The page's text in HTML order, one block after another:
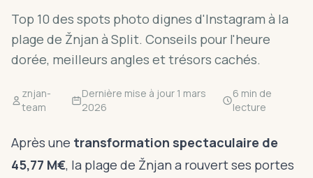
Top 10 des spots photo dignes d'Instagram à la
plage de Žnjan à Split. Conseils pour l'heure
dorée, meilleurs angles et trésors cachés.
znjan-
team
Dernière mise à jour 1 mars
2026
6 min de
lecture
Après une transformation spectaculaire de
45,77 M€, la plage de Žnjan a rouvert ses portes